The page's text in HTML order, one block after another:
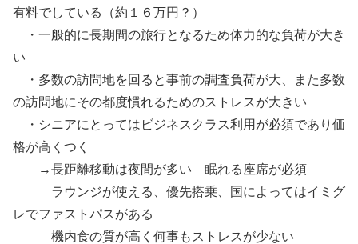
有料でしている（約１６万円？）
・一般的に長期間の旅行となるため体力的な負荷が大き
い
・多数の訪問地を回ると事前の調査負荷が大、また多数
の訪問地にその都度慣れるためのストレスが大きい
・シニアにとってはビジネスクラス利用が必須であり価
格が高くつく
→長距離移動は夜間が多い 眠れる座席が必須
ラウンジが使える、優先搭乗、国によってはイミグ
レでファストパスがある
機内食の質が高く何事もストレスが少ない